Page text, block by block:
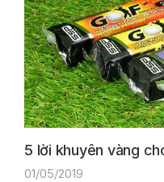
5 lời khuyên vàng
01/05/2019